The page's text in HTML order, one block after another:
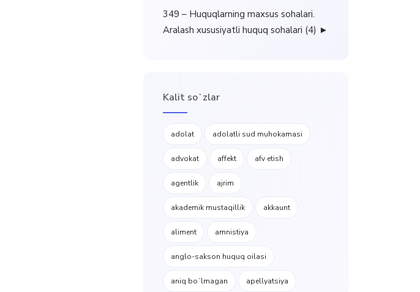
349 – Huquqlarning maxsus sohalari.
Aralash xususiyatli huquq sohalari (4) ►
Kalit soʻzlar
adolat adolatli sud muhokamasi
advokat affekt afv etish
agentlik ajrim
akademik mustaqillik akkaunt
aliment amnistiya
anglo-sakson huquq oilasi
aniq boʻlmagan apellyatsiya